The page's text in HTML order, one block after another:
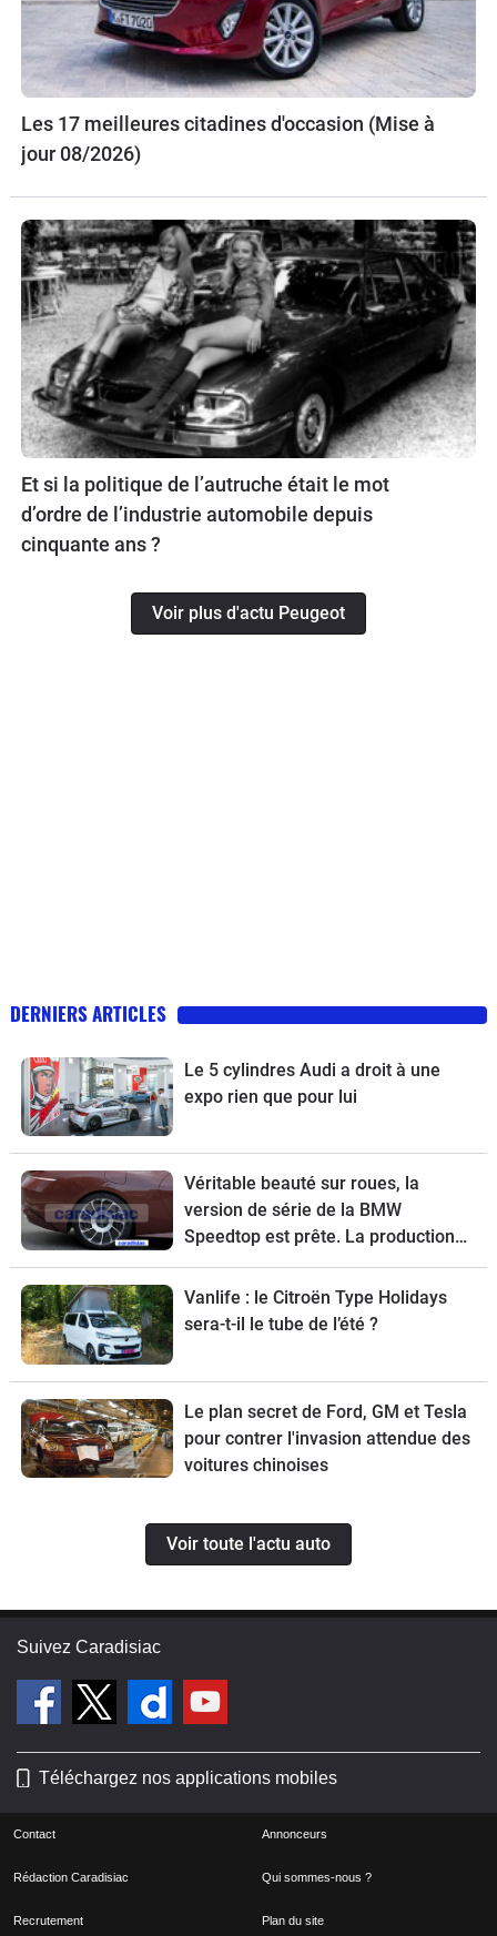
Les 17 meilleures citadines d'occasion (Mise à
jour 08/2026)
Et si la politique de l’autruche était le mot
d’ordre de l’industrie automobile depuis
cinquante ans ?
Voir plus d'actu Peugeot
DERNIERS ARTICLES
Le 5 cylindres Audi a droit à une
expo rien que pour lui
Véritable beauté sur roues, la
version de série de la BMW
Speedtop est prête. La production
de ce break de chasse sera limitée à
70 exemplaires.
Vanlife : le Citroën Type Holidays
sera-t-il le tube de l’été ?
Le plan secret de Ford, GM et Tesla
pour contrer l'invasion attendue des
voitures chinoises
Voir toute l'actu auto
Suivez Caradisiac
Téléchargez nos applications mobiles
Contact Annonceurs
Rédaction Caradisiac Qui sommes-nous ?
Recrutement Plan du site